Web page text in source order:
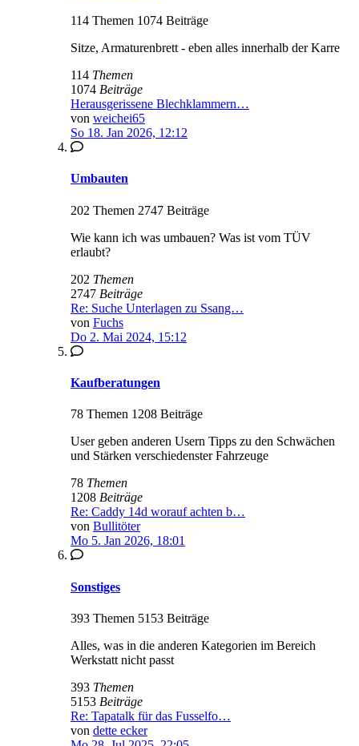
114 Themen 1074 Beiträge
Sitze, Armaturenbrett - eben alles innerhalb der Karre
114 Themen
1074 Beiträge
Herausgerissene Blechklammern…
von weichei65
So 18. Jan 2026, 12:12
Umbauten
202 Themen 2747 Beiträge
Wie kann ich was umbauen? Was ist vom TÜV
erlaubt?
202 Themen
2747 Beiträge
Re: Suche Unterlagen zu Ssang…
von Fuchs
Do 2. Mai 2024, 15:12
Kaufberatungen
78 Themen 1208 Beiträge
User geben anderen Usern Tipps zu den Schwächen
und Stärken verschiedenster Fahrzeuge
78 Themen
1208 Beiträge
Re: Caddy 14d worauf achten b…
von Bullitöter
Mo 5. Jan 2026, 18:01
Sonstiges
393 Themen 5153 Beiträge
Alles, was in die anderen Kategorien im Bereich
Werkstatt nicht passt
393 Themen
5153 Beiträge
Re: Tapatalk für das Fusselfo…
von dette ecker